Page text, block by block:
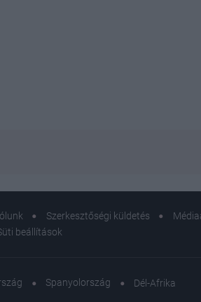
Szerkesztőségi küldetés
beállítások
Spanyolország Dél-Afrika